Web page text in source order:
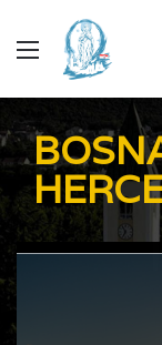
Menu